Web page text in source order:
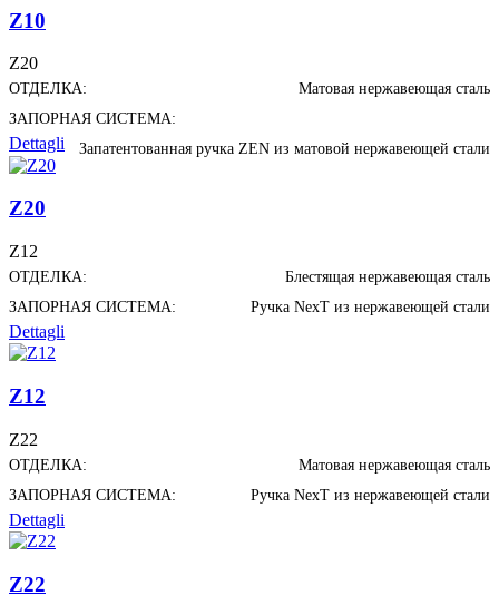
Z10
Z20
ОТДЕЛКА:
Матовая нержавеющая сталь
ЗАПОРНАЯ СИСТЕМА:
Запатентованная ручка ZEN из матовой нержавеющей стали
Dettagli
Z20
Z12
ОТДЕЛКА:
Блестящая нержавеющая сталь
ЗАПОРНАЯ СИСТЕМА:
Ручка NexT из нержавеющей стали
Dettagli
Z12
Z22
ОТДЕЛКА:
Матовая нержавеющая сталь
ЗАПОРНАЯ СИСТЕМА:
Ручка NexT из нержавеющей стали
Dettagli
Z22